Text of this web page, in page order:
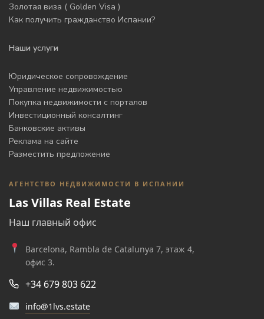
Золотая виза ( Golden Visa )
Как получить гражданство Испании?
Наши услуги
Юридическое сопровождение
Управление недвижимостью
Покупка недвижимости с порталов
Инвестиционный консалтинг
Банковские активы
Реклама на сайте
Разместить предложение
АГЕНТСТВО НЕДВИЖИМОСТИ В ИСПАНИИ
Las Villas Real Estate
Наш главный офис
Barcelona, Rambla de Catalunya 7, этаж 4,
офис 3.
+34 679 803 622
info@1lvs.estate